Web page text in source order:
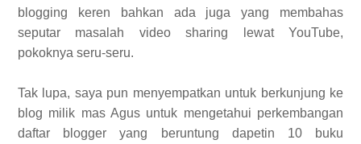
blogging keren bahkan ada juga yang membahas
seputar masalah video sharing lewat YouTube,
pokoknya seru-seru.
Tak lupa, saya pun menyempatkan untuk berkunjung ke
blog milik mas Agus untuk mengetahui perkembangan
daftar blogger yang beruntung dapetin 10 buku